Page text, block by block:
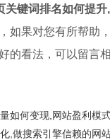
关键词排名如何提
如果对您有所帮助
的看法，可以留言相
如何变现,网站盈利模
,做搜索引擎信赖的网